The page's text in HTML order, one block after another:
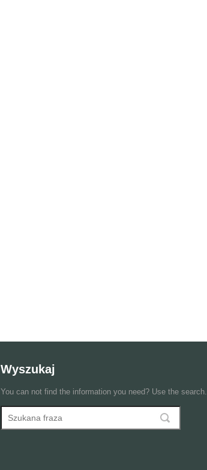
Wyszukaj
You can not find the information you need? Use the search.
Formularz wyszukiwania
Wyszukaj